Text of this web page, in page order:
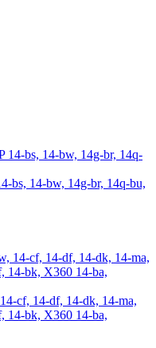
bs, 14-bw, 14g-br, 14q-bu,
cf, 14-df, 14-dk, 14-ma,
14-bk, X360 14-ba,